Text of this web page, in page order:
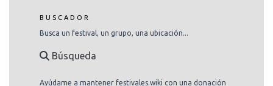
BUSCADOR
Busca un festival, un grupo, una ubicación...
Búsqueda
Ayúdame a mantener festivales.wiki con una donación